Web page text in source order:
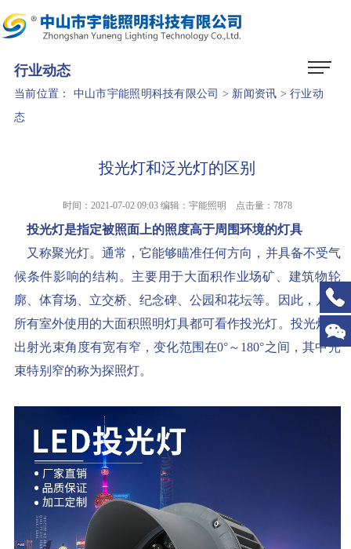
1
行业动态
当前位置： 中山市宇能照明科技有限公司 > 新闻资讯 >行业动
态
投光灯和泛光灯的区别
时间：2021-07-02 09:03 编辑：宇能照明 点击量： 7878
投光灯是指定被照面上的照度高于周围环境的灯具
又称聚光灯。通常，它能够瞄准任何方向，并具备不受气
候条件影响的结构。主要用于大面积作业场矿、建筑物轮
廓、体育场、立交桥、纪念碑、公园和花坛等。因此，几乎
所有室外使用的大面积照明灯具都可看作投光灯。投光灯的
出射光束角度有宽有窄，变化范围在0°～180°之间，其中光
束特别窄的称为探照灯。